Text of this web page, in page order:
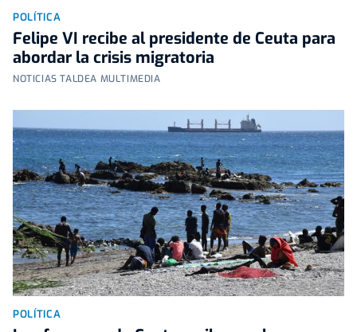
POLÍTICA
Felipe VI recibe al presidente de Ceuta para
abordar la crisis migratoria
NOTICIAS TALDEA MULTIMEDIA
POLÍTICA